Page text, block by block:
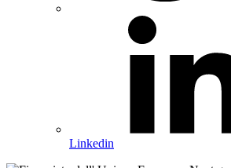
Linkedin